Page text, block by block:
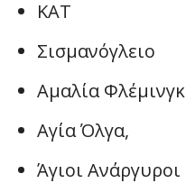
ΚΑΤ
Σισμανόγλειο
Αμαλία Φλέμινγκ
Αγία Όλγα,
Άγιοι Ανάργυροι